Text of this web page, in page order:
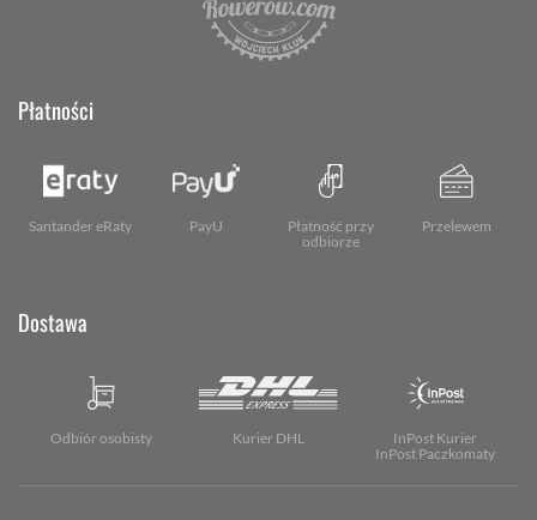
Płatności
Santander eRaty PayU
Płatność przy
odbiorze
Przelewem
Dostawa
Odbiór osobisty Kurier DHL
InPost Kurier
InPost Paczkomaty